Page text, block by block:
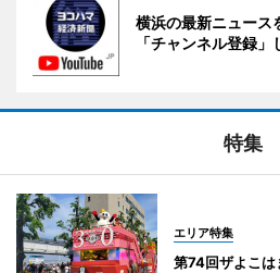
横浜の最新ニュース
「チャンネル登録
特集
エリア特集
第74回ザよこ